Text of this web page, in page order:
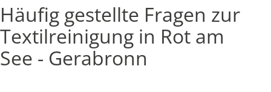
Häufig gestellte Fragen zur
Textilreinigung in Rot am
See - Gerabronn